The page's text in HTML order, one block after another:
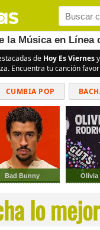
la Música en Línea
de Hoy Es Viernes
Encuentra tu canción
CUMBIA POP
Bad Bunny Olivia
lo